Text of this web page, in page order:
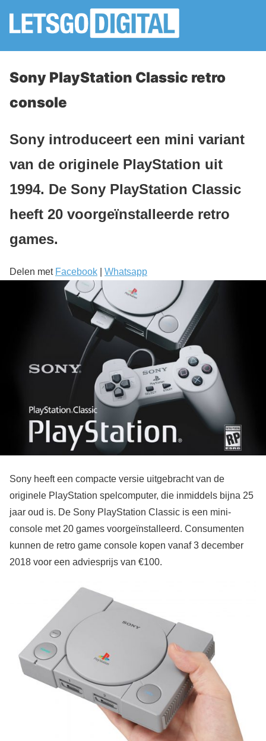
Sony PlayStation Classic retro
console
Sony introduceert een mini variant
van de originele PlayStation uit
1994. De Sony PlayStation Classic
heeft 20 voorgeïnstalleerde retro
games.
Delen met Facebook Whatsapp
Sony heeft een compacte versie uitgebracht van de
originele PlayStation spelcomputer, die inmiddels bijna 25
jaar oud is. De Sony PlayStation Classic is een mini-
console met 20 games voorgeïnstalleerd. Consumenten
kunnen de retro game console kopen vanaf 3 december
2018 voor een adviesprijs van €100.